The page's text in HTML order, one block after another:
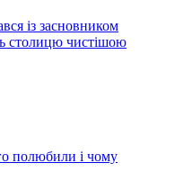
із засновником
столицю чистішою
полюбили і чому